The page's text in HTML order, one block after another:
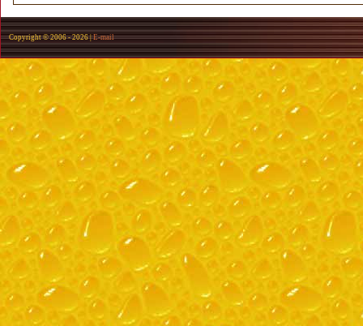
Copyright © 2006 -2026 |E-mail